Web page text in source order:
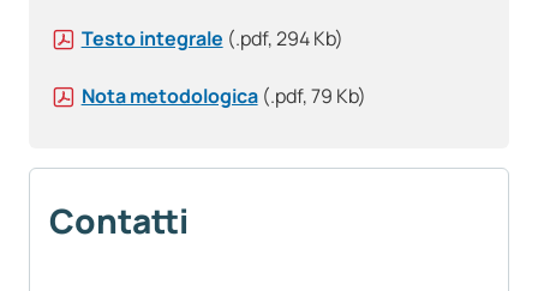
Testo integrale (.pdf, 294 Kb)
Nota metodologica (.pdf, 79 Kb)
Contatti